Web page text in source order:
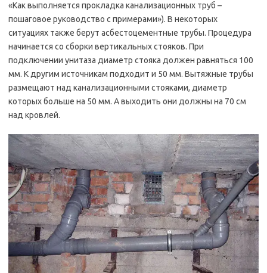
«Как выполняется прокладка канализационных труб –
пошаговое руководство с примерами»). В некоторых
ситуациях также берут асбестоцементные трубы. Процедура
начинается со сборки вертикальных стояков. При
подключении унитаза диаметр стояка должен равняться 100
мм. К другим источникам подходит и 50 мм. Вытяжные трубы
размещают над канализационными стояками, диаметр
которых больше на 50 мм. А выходить они должны на 70 см
над кровлей.